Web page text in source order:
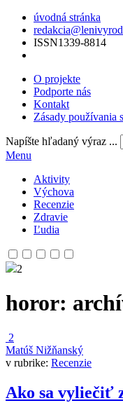
úvodná stránka
ISSN1339-8814
O projekte
Podporte nás
Kontakt
Zásady používania
Napíšte hľadaný výraz ...
Menu
Aktivity
Výchova
Recenzie
Zdravie
Ľudia
2
horor:
2
Matúš Nižňanský
v rubrike: Recenzie
Ako sa vyliečiť